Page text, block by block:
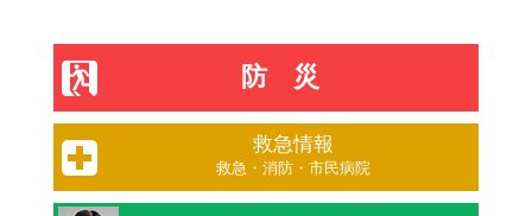
防災
救急情報
救急・消防・市民病院